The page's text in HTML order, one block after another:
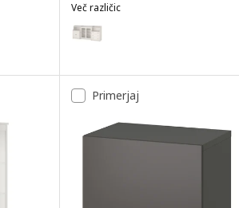
Knjižna omara s steklenimi vrati, bela/
Knjižna omara s steklenimi vrati,
Več različic
Možnost: HAUGA, Pohištveni
Primerjaj